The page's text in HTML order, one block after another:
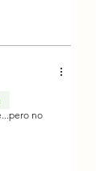
no